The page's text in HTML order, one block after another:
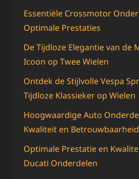
Essentiële Crossmotor
Optimale Prestaties
De Tijdloze Elegantie van de
Icoon op Twee Wielen
Ontdek de Stijlvolle Vespa
Tijdloze Klassieker op Wielen
Hoogwaardige Auto
Kwaliteit en Betrouwbaarheid
Optimale Prestatie en
Ducati Onderdelen